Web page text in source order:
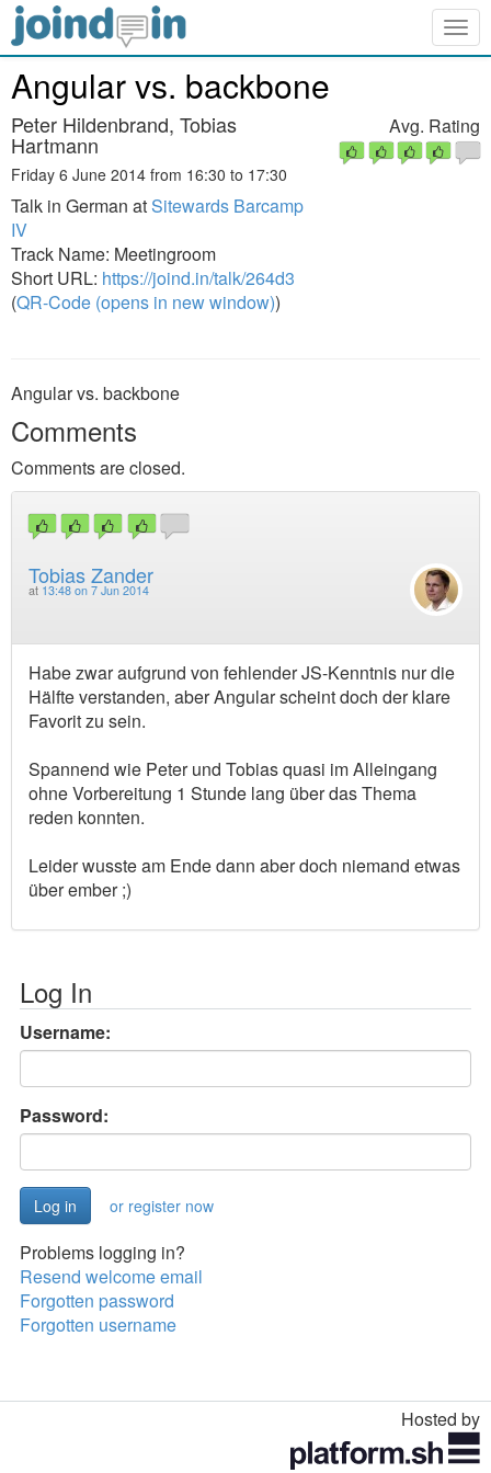
Angular vs. backbone
Peter Hildenbrand, Tobias
Hartmann
Friday 6 June 2014 from 16:30 to 17:30
Talk in German atSitewards Barcamp
IV
Track Name: Meetingroom
Short URL: https://joind.in/talk/264d3
(QR-Code (opens in new window))
Avg. Rating
Angular vs. backbone
Comments
Comments are closed.
Tobias Zander
at 13:48 on 7 Jun 2014
Habe zwar aufgrund von fehlender JS-Kenntnis nur die
Hälfte verstanden, aber Angular scheint doch der klare
Favorit zu sein.
Spannend wie Peter und Tobias quasi im Alleingang
ohne Vorbereitung 1 Stunde lang über das Thema
reden konnten.
Leider wusste am Ende dann aber doch niemand etwas
über ember ;)
Log In
Username:
Password:
or register now
Problems logging in?
Resend welcome email
Forgotten password
Forgotten username
Hosted by